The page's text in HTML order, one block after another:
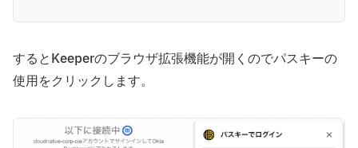
するとKeeperのブラウザ拡張機能が開くのでパスキーの
使用をクリックします。